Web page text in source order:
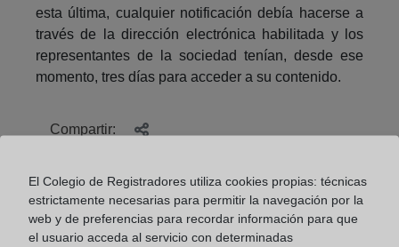
esta última, cualquier notificación debía hacerse a
través de la dirección electrónica habilitada y los
representantes de la sociedad tenían, desde ese
momento, tres días para acceder a su contenido.
Compartir:
El Colegio de Registradores utiliza cookies propias: técnicas
estrictamente necesarias para permitir la navegación por la
web y de preferencias para recordar información para que
el usuario acceda al servicio con determinadas